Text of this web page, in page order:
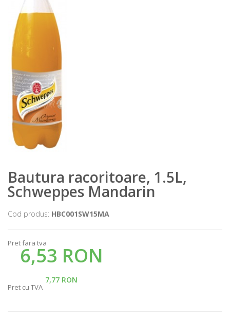
Bautura racoritoare, 1.5L,
Schweppes Mandarin
Cod produs: HBC001SW15MA
Pret fara tva
6,53 RON
7,77 RON
Pret cu TVA